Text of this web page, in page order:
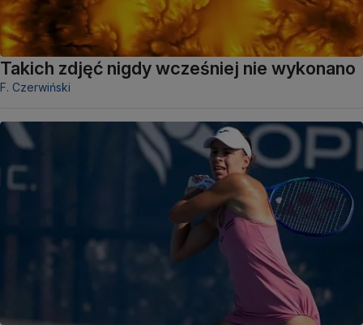
Takich zdjęć nigdy wcześniej nie wykonano
F. Czerwiński